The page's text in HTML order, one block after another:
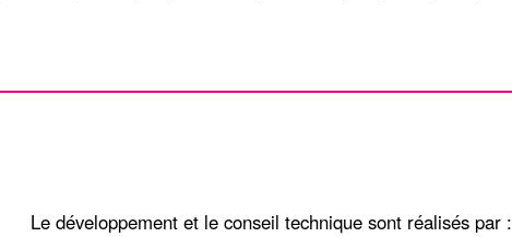
Le développement et le conseil technique sont réalisés par :